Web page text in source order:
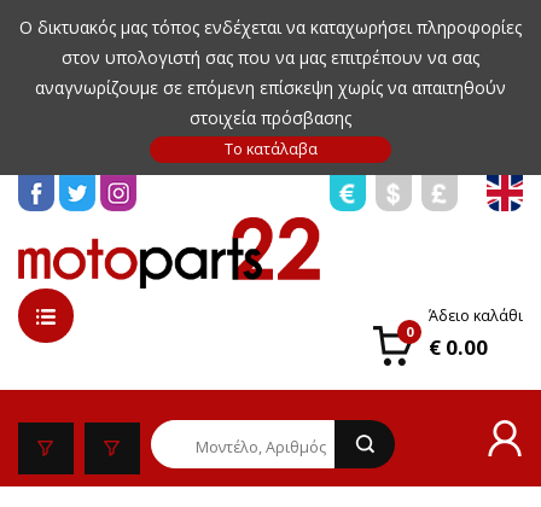
Ο δικτυακός μας τόπος ενδέχεται να καταχωρήσει πληροφορίες
στον υπολογιστή σας που να μας επιτρέπουν να σας
αναγνωρίζουμε σε επόμενη επίσκεψη χωρίς να απαιτηθούν
στοιχεία πρόσβασης
0
Άδειο καλάθι
€ 0.00